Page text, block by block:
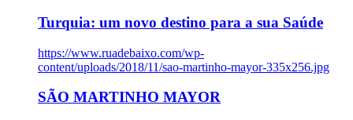
Turquia: um novo destino para a sua Saúde
https://www.ruadebaixo.com/wp-
content/uploads/2018/11/sao-martinho-mayor-335x256.jpg
SÃO MARTINHO MAYOR